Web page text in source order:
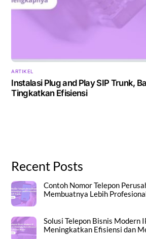
ARTIKEL
Instalasi Plug and Play SIP Trunk,
Tingkatkan Efisiensi
Recent Posts
Contoh Nomor Telepon
Membuatnya Lebih
Solusi Telepon Bisnis Modern
Meningkatkan Efisiensi dan